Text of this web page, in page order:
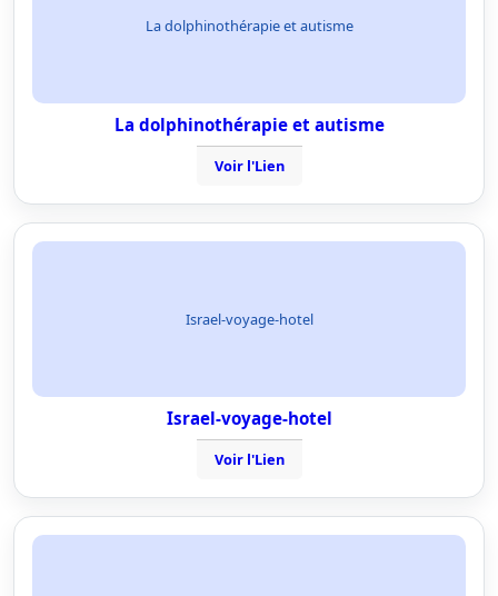
La dolphinothérapie et autisme
La dolphinothérapie et autisme
Voir l'Lien
Israel-voyage-hotel
Israel-voyage-hotel
Voir l'Lien